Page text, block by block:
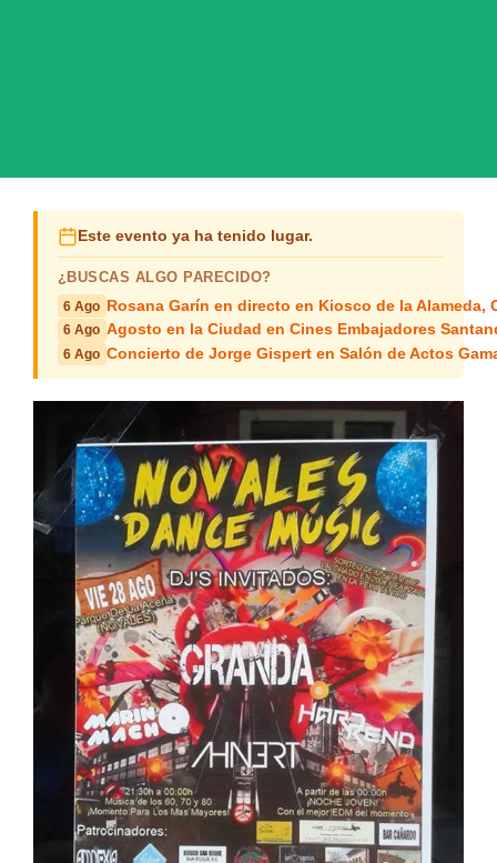
Este evento ya ha tenido lugar.
¿BUSCAS ALGO PARECIDO?
6 Ago Rosana Garín en directo en Kiosco de la Alameda,
6 Ago Agosto en la Ciudad en Cines Embajadores
6 Ago Concierto de Jorge Gispert en Salón de Actos